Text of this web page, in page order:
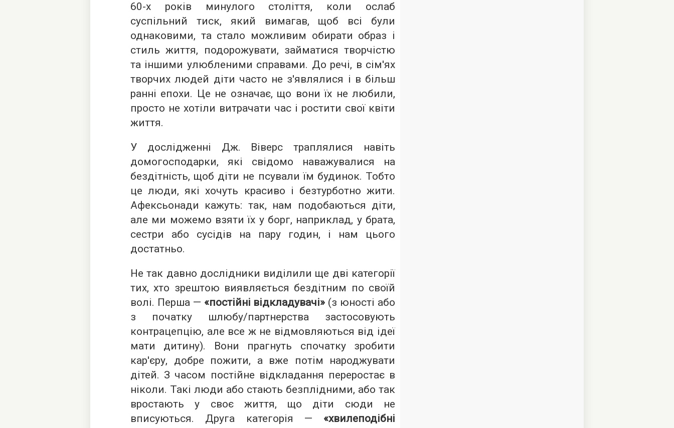
60-х років минулого століття, коли ослаб
суспільний тиск, який вимагав, щоб всі були
однаковими, та стало можливим обирати образ і
стиль життя, подорожувати, займатися творчістю
та іншими улюбленими справами. До речі, в сім'ях
творчих людей діти часто не з'являлися і в більш
ранні епохи. Це не означає, що вони їх не любили,
просто не хотіли витрачати час і ростити свої квіти
життя.
У дослідженні Дж. Віверс траплялися навіть
домогосподарки, які свідомо наважувалися на
бездітність, щоб діти не псували їм будинок. Тобто
це люди, які хочуть красиво і безтурботно жити.
Афексьонади кажуть: так, нам подобаються діти,
але ми можемо взяти їх у борг, наприклад, у брата,
сестри або сусідів на пару годин, і нам цього
достатньо.
Не так давно дослідники виділили ще дві категорії
тих, хто зрештою виявляється бездітним по своїй
волі. Перша — «постійні відкладувачі» (з юності або
з початку шлюбу/партнерства застосовують
контрацепцію, але все ж не відмовляються від ідеї
мати дитину). Вони прагнуть спочатку зробити
кар'єру, добре пожити, а вже потім народжувати
дітей. З часом постійне відкладання переростає в
ніколи. Такі люди або стають безплідними, або так
вростають у своє життя, що діти сюди не
вписуються. Друга категорія — «хвилеподібні